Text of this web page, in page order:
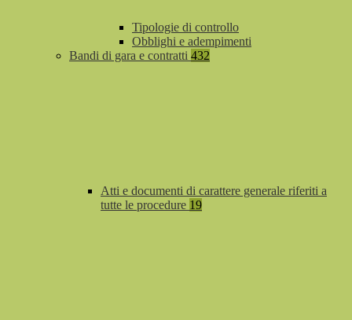
Tipologie di controllo
Obblighi e adempimenti
Bandi di gara e contratti 432
Atti e documenti di carattere generale riferiti a
tutte le procedure 19